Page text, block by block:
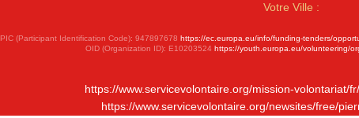
Votre Ville :
PIC (Participant Identification Code): 947897678 https://ec.europa.eu/info/funding-tenders/
OID (Organization ID): E10203524https://youth.europa.eu/volunteering/
https://www.servicevolontaire.org/mission-volontariat/
https://www.servicevolontaire.org/newsites/free/